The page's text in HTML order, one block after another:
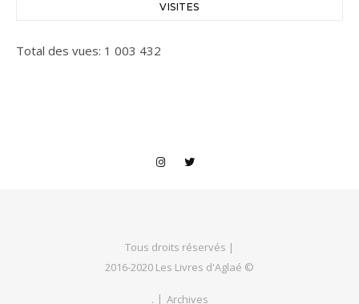
VISITES
Total des vues: 1 003 432
Tous droits réservés |
2016-2020 Les Livres d'Aglaé ©
. Archives